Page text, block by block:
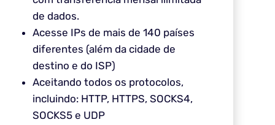
de dados.
Acesse IPs de mais de 140 países
diferentes (além da cidade de
destino e do ISP)
Aceitando todos os protocolos,
incluindo: HTTP, HTTPS, SOCKS4,
SOCKS5 e UDP